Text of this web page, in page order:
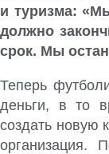
и туризма:
должно
срок. Мы
Теперь
деньги, в то
создать новую
организация.